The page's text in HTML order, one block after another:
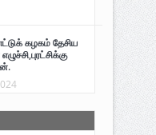
கழகம் தேசிய